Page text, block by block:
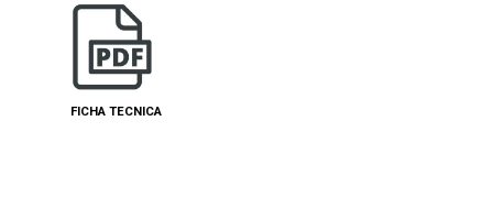
FICHA TECNICA